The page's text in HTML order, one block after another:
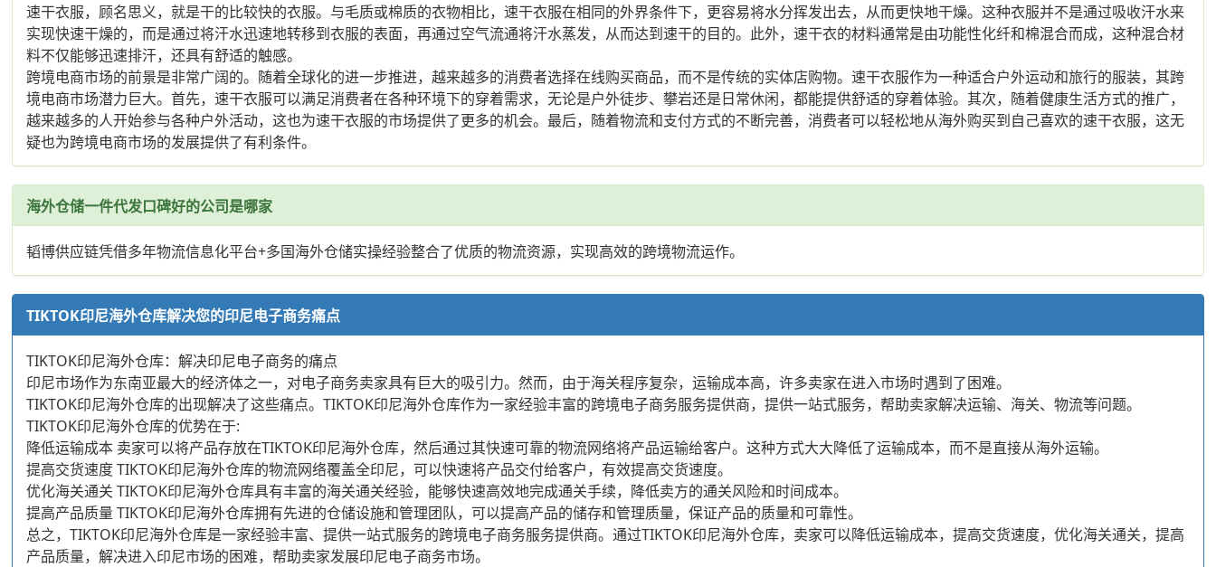
速干衣服，顾名思义，就是干的比较快的衣服。与毛质或棉质的衣物相比，速干衣服在相同的外界条件下，更容易将水分挥发出去，从而更快地干燥。这种衣服并不是通过吸收汗水来
实现快速干燥的，而是通过将汗水迅速地转移到衣服的表面，再通过空气流通将汗水蒸发，从而达到速干的目的。此外，速干衣的材料通常是由功能性化纤和棉混合而成，这种混合材
料不仅能够迅速排汗，还具有舒适的触感。
跨境电商市场的前景是非常广阔的。随着全球化的进一步推进，越来越多的消费者选择在线购买商品，而不是传统的实体店购物。速干衣服作为一种适合户外运动和旅行的服装，其跨
境电商市场潜力巨大。首先，速干衣服可以满足消费者在各种环境下的穿着需求，无论是户外徒步、攀岩还是日常休闲，都能提供舒适的穿着体验。其次，随着健康生活方式的推广，
越来越多的人开始参与各种户外活动，这也为速干衣服的市场提供了更多的机会。最后，随着物流和支付方式的不断完善，消费者可以轻松地从海外购买到自己喜欢的速干衣服，这无
疑也为跨境电商市场的发展提供了有利条件。
海外仓储一件代发口碑好的公司是哪家
韬博供应链凭借多年物流信息化平台+多国海外仓储实操经验整合了优质的物流资源，实现高效的跨境物流运作。
TIKTOK印尼海外仓库解决您的印尼电子商务痛点
TIKTOK印尼海外仓库：解决印尼电子商务的痛点
印尼市场作为东南亚最大的经济体之一，对电子商务卖家具有巨大的吸引力。然而，由于海关程序复杂，运输成本高，许多卖家在进入市场时遇到了困难。
TIKTOK印尼海外仓库的出现解决了这些痛点。TIKTOK印尼海外仓库作为一家经验丰富的跨境电子商务服务提供商，提供一站式服务，帮助卖家解决运输、海关、物流等问题。
TIKTOK印尼海外仓库的优势在于:
降低运输成本 卖家可以将产品存放在TIKTOK印尼海外仓库，然后通过其快速可靠的物流网络将产品运输给客户。这种方式大大降低了运输成本，而不是直接从海外运输。
提高交货速度 TIKTOK印尼海外仓库的物流网络覆盖全印尼，可以快速将产品交付给客户，有效提高交货速度。
优化海关通关 TIKTOK印尼海外仓库具有丰富的海关通关经验，能够快速高效地完成通关手续，降低卖方的通关风险和时间成本。
提高产品质量 TIKTOK印尼海外仓库拥有先进的仓储设施和管理团队，可以提高产品的储存和管理质量，保证产品的质量和可靠性。
总之，TIKTOK印尼海外仓库是一家经验丰富、提供一站式服务的跨境电子商务服务提供商。通过TIKTOK印尼海外仓库，卖家可以降低运输成本，提高交货速度，优化海关通关，提高
产品质量，解决进入印尼市场的困难，帮助卖家发展印尼电子商务市场。